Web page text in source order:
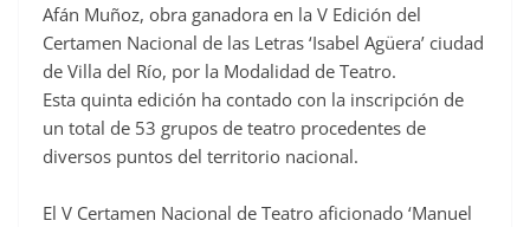
Afán Muñoz, obra ganadora en la V Edición del
Certamen Nacional de las Letras ‘Isabel Agüera’ ciudad
de Villa del Río, por la Modalidad de Teatro.
Esta quinta edición ha contado con la inscripción de
un total de 53 grupos de teatro procedentes de
diversos puntos del territorio nacional.
El V Certamen Nacional de Teatro aficionado ‘Manuel